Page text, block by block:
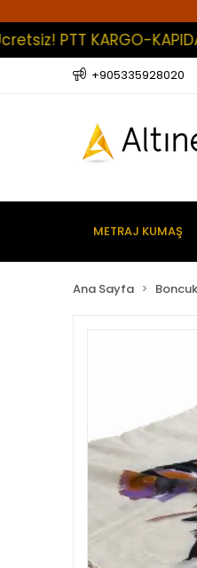
KARGO-KAPIDA
+905335928020
METRAJ KUMAŞ
Ana Sayfa